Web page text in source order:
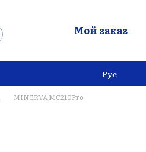
Мой заказ
Рус
MINERVA MC210Pro